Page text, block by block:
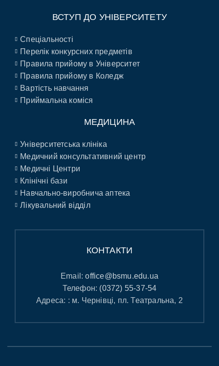
ВСТУП ДО УНІВЕРСИТЕТУ
Спеціальності
Перелік конкурсних предметів
Правила прийому в Університет
Правила прийому в Коледж
Вартість навчання
Приймальна коміся
МЕДИЦИНА
Університетська клініка
Медичний консультативний центр
Медичні Центри
Клінічні бази
Навчально-виробнича аптека
Лікувальний відділ
КОНТАКТИ
Email:office@bsmu.edu.ua
Телефон: (0372) 55-37-54
Адреса: : м. Чернівці, пл. Театральна, 2